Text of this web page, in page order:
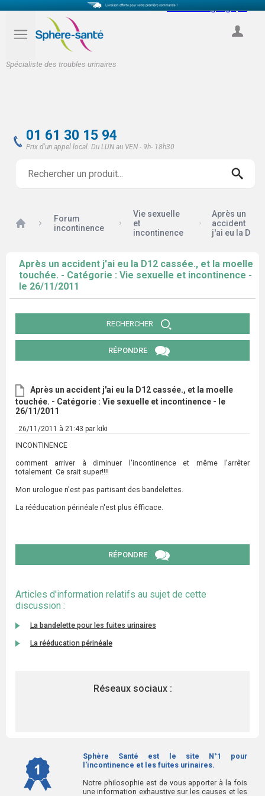
Spécialiste des troubles urinaires
Select Language
01 61 30 15 94
Prix d'un appel local. Du LUN au VEN - 9h- 18h30
Accueil
Forum
incontinence
Vie sexuelle
et
incontinence
Après un
accident
j'ai eu la D
Après un accident j'ai eu la D12 cassée., et la moelle
touchée. - Catégorie : Vie sexuelle et incontinence -
le 26/11/2011
RECHERCHER
RÉPONDRE
Après un accident j'ai eu la D12 cassée., et la moelle
touchée. - Catégorie : Vie sexuelle et incontinence - le
26/11/2011
26/11/2011 à 21:43 par kiki
INCONTINENCE
comment arriver à diminuer l'incontinence et même l'arrêter
totalement. Ce srait super!!!!
Mon urologue n'est pas partisant des bandelettes.
La rééducation périnéale n'est plus éfficace.
RÉPONDRE
Articles d'information relatifs au sujet de cette
discussion :
La bandelette pour les fuites urinaires
La rééducation périnéale
Réseaux sociaux :
Sphère Santé est le site N°1 pour
l'incontinence et les fuites urinaires.
Notre philosophie est de vous apporter à la fois
une information exhaustive sur les causes et les